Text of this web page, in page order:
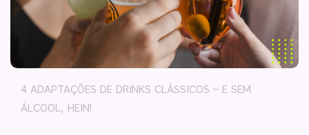
4 ADAPTAÇÕES DE DRINKS CLÁSSICOS – E SEM
ÁLCOOL, HEIN!